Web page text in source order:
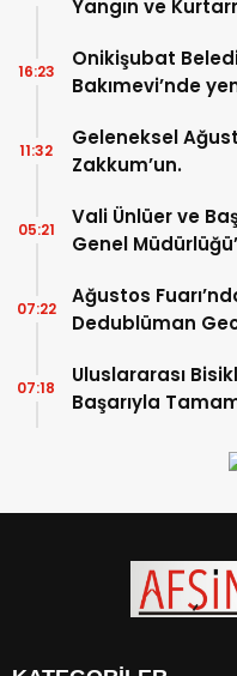
Yangın ve
Onikişubat
Bakımevi’nde
16:23
Geleneksel
Zakkum’un.
11:32
Vali Ünlüer ve
Genel
05:21
Ağustos
Dedublüman
07:22
Uluslararası
Başarıyla
07:18